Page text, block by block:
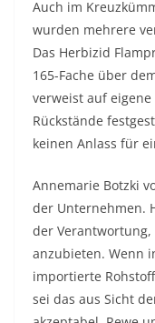
Auch im
wurden mehrere
Das Herbizid
165-Fache über
verweist auf
Rückstände
keinen Anlass für
Annemarie Botzki
der Unternehmen.
der
anzubieten. Wenn
importierte
sei das aus Sicht